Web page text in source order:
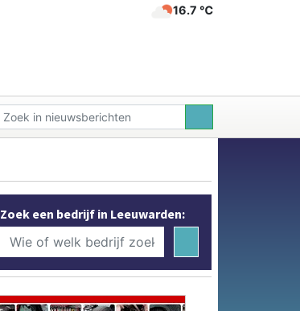
16.7 ℃
Zoek een bedrijf in Leeuwarden: